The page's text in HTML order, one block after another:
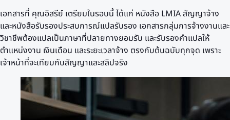
เอกสารที่ คุณอิสรีย์ เตรียมในรอบนี้ ได้แก่ หนังสือ LMIA สัญญาจ้าง
และหนังสือรับรองประสบการณ์แปลรับรอง เอกสารกลุ่มการจ้างงานและ
วิชาชีพต้องแปลเป็นภาษาที่ปลายทางยอมรับ และรับรองคำแปลให้
ตำแหน่งงาน เงินเดือน และระยะเวลาจ้าง ตรงกับต้นฉบับทุกจุด เพราะ
เจ้าหน้าที่จะเทียบกับสัญญาและสลิปจริง